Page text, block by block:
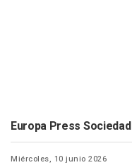
Europa Press Sociedad
Miércoles, 10 junio 2026